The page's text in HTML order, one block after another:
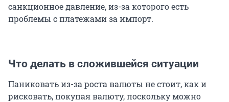
санкционное давление, из-за которого есть
проблемы с платежами за импорт.
Что делать в сложившейся ситуации
Паниковать из-за роста валюты не стоит, как и
рисковать, покупая валюту, поскольку можно